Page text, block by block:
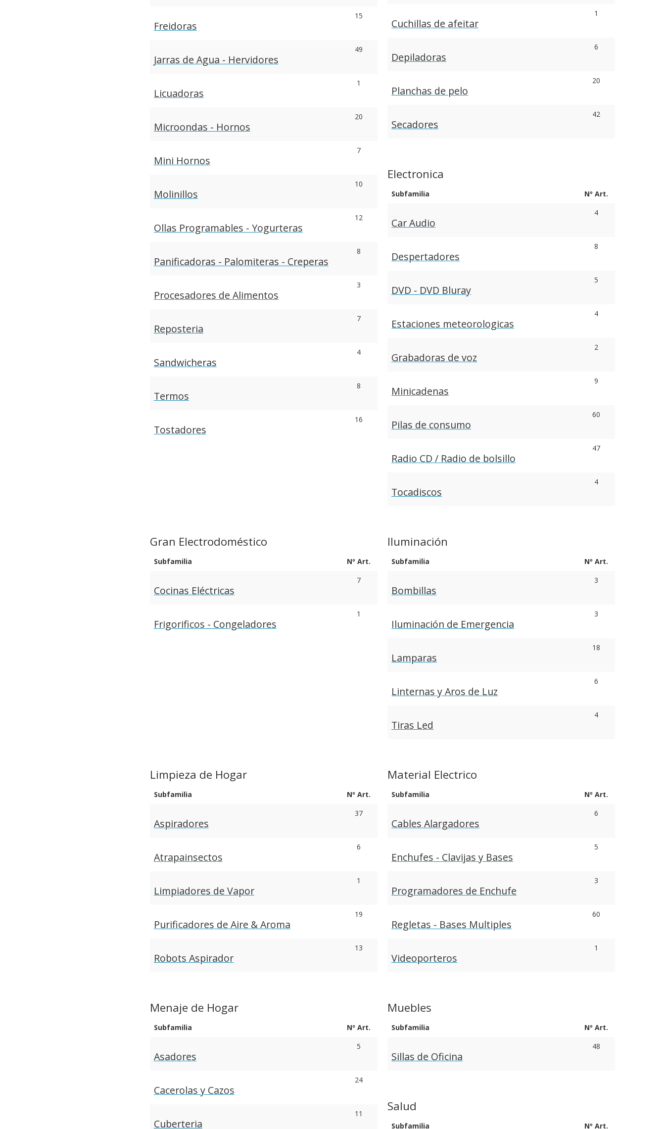
Freidoras
15
Jarras de Agua - Hervidores
49
Licuadoras
1
Microondas - Hornos
20
Mini Hornos
7
Molinillos
10
Ollas Programables - Yogurteras
12
Panificadoras - Palomiteras - Creperas
8
Procesadores de Alimentos
3
Reposteria
7
Sandwicheras
4
Termos
8
Tostadores
16
Cuchillas de afeitar
1
Depiladoras
6
Planchas de pelo
20
Secadores
42
Electronica
Subfamilia Nº Art.
Car Audio
4
Despertadores
8
DVD - DVD Bluray
5
Estaciones meteorologicas
4
Grabadoras de voz
2
Minicadenas
9
Pilas de consumo
60
Radio CD / Radio de bolsillo
47
Tocadiscos
4
Gran Electrodoméstico
Subfamilia Nº Art.
Cocinas Eléctricas
7
Frigorificos - Congeladores
1
Iluminación
Subfamilia Nº Art.
Bombillas
3
Iluminación de Emergencia
3
Lamparas
18
Linternas y Aros de Luz
6
Tiras Led
4
Limpieza de Hogar
Subfamilia Nº Art.
Aspiradores
37
Atrapainsectos
6
Limpiadores de Vapor
1
Purificadores de Aire & Aroma
19
Robots Aspirador
13
Material Electrico
Subfamilia Nº Art.
Cables Alargadores
6
Enchufes - Clavijas y Bases
5
Programadores de Enchufe
3
Regletas - Bases Multiples
60
Videoporteros
1
Menaje de Hogar
Subfamilia Nº Art.
Asadores
5
Cacerolas y Cazos
24
Cuberteria
11
Muebles
Subfamilia Nº Art.
Sillas de Oficina
48
Salud
Subfamilia Nº Art.